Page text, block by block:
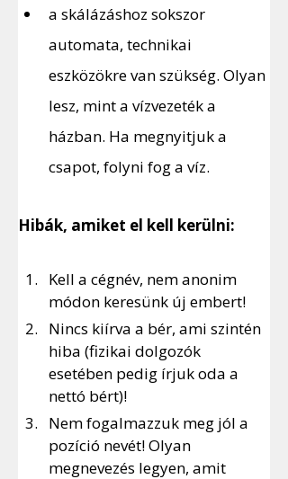
a skálázáshoz sokszor
automata, technikai
eszközökre van szükség. Olyan
lesz, mint a vízvezeték a
házban. Ha megnyitjuk a
csapot, folyni fog a víz.
Hibák, amiket el kell kerülni:
Kell a cégnév, nem anonim
módon keresünk új embert!
Nincs kiírva a bér, ami szintén
hiba (fizikai dolgozók
esetében pedig írjuk oda a
nettó bért)!
Nem fogalmazzuk meg jól a
pozíció nevét! Olyan
megnevezés legyen, amit